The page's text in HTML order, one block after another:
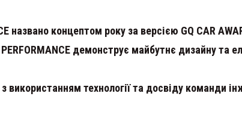
названо концептом року за версією GQ CAR
демонструє майбутнє дизайну та
використанням технології та досвіду команди